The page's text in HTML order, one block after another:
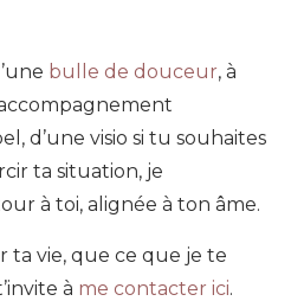
bulle de douceur, à
d’une visio si tu souhaites
ta situation, je
à toi, alignée à ton âme.
ta vie, que ce que je te
à me contacter ici.